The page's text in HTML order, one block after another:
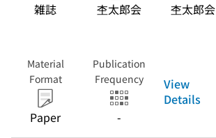
雑誌 杢太郎会 杢太郎会
Material
Format
Paper
Publication
Frequency
-
View
Details